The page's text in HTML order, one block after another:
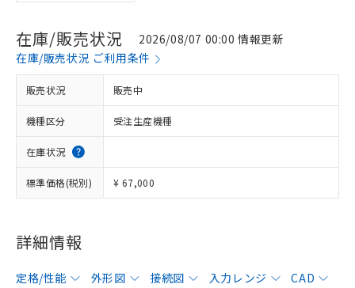
在庫/販売状況
2026/08/07 00:00 情報更新
在庫/販売状況 ご利用条件
販売状況 販売中
機種区分 受注生産機種
在庫状況
標準価格(税別) ¥ 67,000
詳細情報
定格/性能 外形図 接続図 入力レンジ
CAD